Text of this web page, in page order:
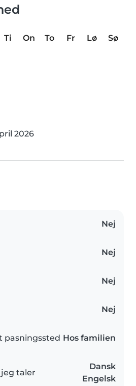
Ti On To Fr Lø
Sø
2026
Nej
Nej
Nej
Nej
pasningssted Hos familien
taler
Dansk
Engelsk